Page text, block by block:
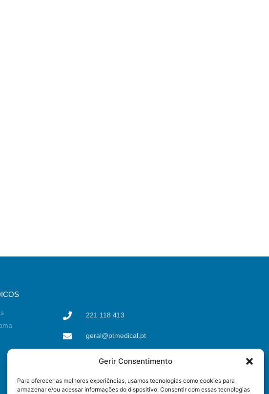
Gerir Consentimento
Para oferecer as melhores experiências, usamos tecnologias como cookies para
armazenar e/ou acessar informações do dispositivo. Consentir com essas tecnologias
221 118 413
geral@ptmedical.pt
4425-051 Águas Santas,